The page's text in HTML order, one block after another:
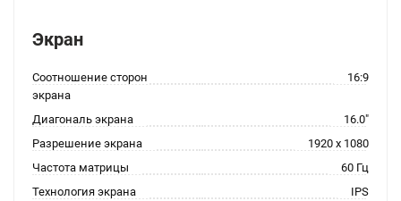
Экран
Соотношение сторон
экрана
16:9
Диагональ экрана
16.0"
Разрешение экрана
1920 x 1080
Частота матрицы
60 Гц
Технология экрана
IPS